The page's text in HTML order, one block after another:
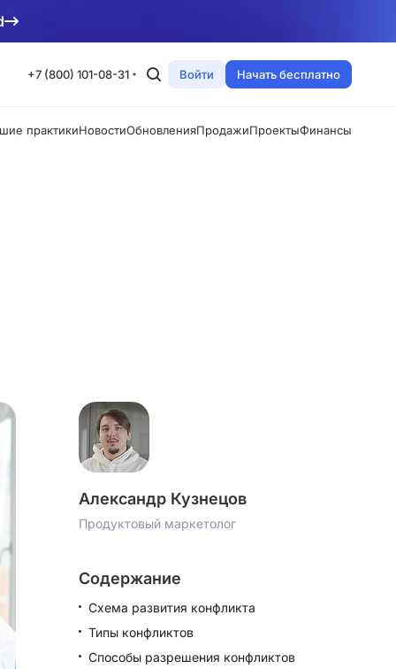
+7 (800) 101-08-31 Войти Начать бесплатно
практикиНовостиОбновленияПродажиПроектыФинансы
Александр Кузнецов
Продуктовый маркетолог
Содержание
Схема развития конфликта
Типы конфликтов
Способы разрешения конфликтов